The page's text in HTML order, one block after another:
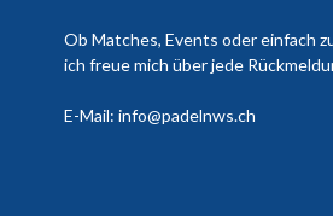
Ob Matches, Events oder einfach
ich freue mich über jede
E-Mail: info@padelnws.ch